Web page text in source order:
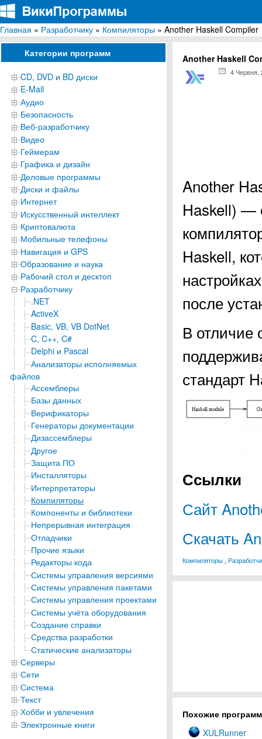
ВикиПрограммы
Энциклопедия бесплатных компьютерных программ для Windows
Главная » Разработчику » Компиляторы » Another Haskell Compiler
Категории программ
CD, DVD и BD диски
E-Mail
Аудио
Безопасность
Веб-разработчику
Видео
Геймерам
Графика и дизайн
Деловые программы
Диски и файлы
Интернет
Искусственный интеллект
Криптовалюта
Мобильные телефоны
Навигация и GPS
Образование и наука
Рабочий стол и десктоп
Разработчику
.NET
ActiveX
Basic, VB, VB DotNet
C, C++, C#
Delphi и Pascal
Анализаторы исполняемых
файлов
Ассемблеры
Базы данных
Верификаторы
Генераторы документации
Дизассемблеры
Другое
Защита ПО
Инсталляторы
Интерпретаторы
Компиляторы
Компоненты и библиотеки
Непрерывная интеграция
Отладчики
Прочие языки
Редакторы кода
Системы управления версиями
Системы управления пакетами
Системы управления проектами
Системы учёта оборудования
Создание справки
Средства разработки
Статические анализаторы
Серверы
Сети
Система
Текст
Хобби и увлечения
Электронные книги
Another Haskell
4 Червня,
Another
Haskell) —
Haskell,
после
В отличие
стандарт
Ссылки
Сайт
Скачать
Компиляторы ,
Похожие
XULRunner